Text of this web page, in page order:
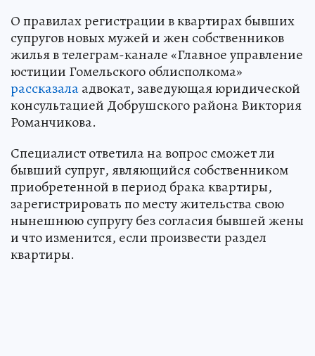
О правилах регистрации в квартирах бывших
супругов новых мужей и жен собственников
жилья в телеграм-канале «Главное управление
юстиции Гомельского облисполкома»
рассказалаадвокат, заведующая юридической
консультацией Добрушского района Виктория
Романчикова.
Специалист ответила на вопрос сможет ли
бывший супруг, являющийся собственником
приобретенной в период брака квартиры,
зарегистрировать по месту жительства свою
нынешнюю супругу без согласия бывшей жены
и что изменится, если произвести раздел
квартиры.